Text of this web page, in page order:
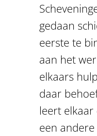
gedaan
eerste te
aan het
elkaars
daar
leert
een